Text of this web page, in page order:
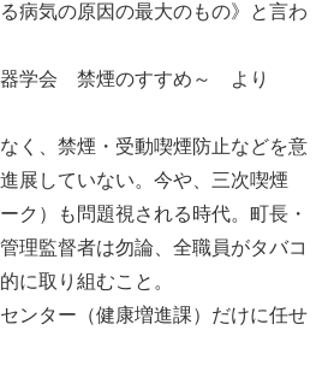
気の原因の最大のもの》と言わ
禁煙のすすめ～ より
、禁煙・受動喫煙防止などを意
展していない。今や、三次喫煙
ク）も問題視される時代。町長・
理監督者は勿論、全職員がタバコ
に取り組むこと。
ンター（健康増進課）だけに任せ